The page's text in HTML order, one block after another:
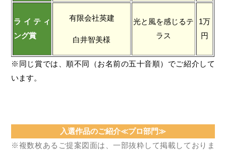
ライティ
ング賞
有限会社英建
白井智美様
光と風を感じるテ
ラス
1万
円
※同じ賞では、順不同（お名前の五十音順）でご紹介して
います。
入選作品のご紹介≪プロ部門≫
※複数枚あるご提案図面は、一部抜粋して掲載しておりま